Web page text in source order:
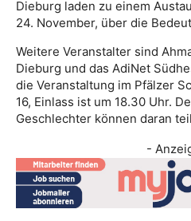
Dieburg laden zu einem
24. November, über die
Weitere Veranstalter sind
Dieburg und das AdiNet
die Veranstaltung im Pfälzer
16, Einlass ist um 18.30 Uhr.
Geschlechter können daran
-